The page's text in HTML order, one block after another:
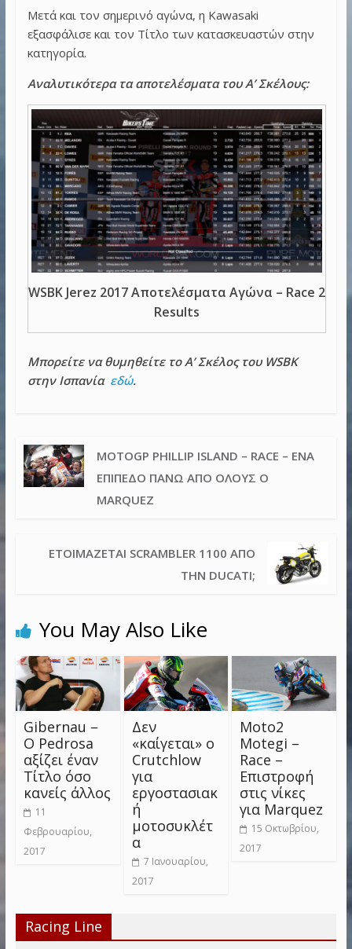
Μετά και τον σημερινό αγώνα, η Kawasaki
εξασφάλισε και τον Τίτλο των κατασκευαστών στην
κατηγορία.
Αναλυτικότερα τα αποτελέσματα του Α’ Σκέλους:
WSBK Jerez 2017 Αποτελέσματα Αγώνα – Race 2
Results
Μπορείτε να θυμηθείτε το Α’ Σκέλος του WSBK
στην Ισπανία εδώ.
MOTOGP PHILLIP ISLAND – RACE – ΈΝΑ
ΕΠΊΠΕΔΟ ΠΆΝΩ ΑΠΌ ΌΛΟΥΣ Ο
MARQUEZ
ΕΤΟΙΜΆΖΕΤΑΙ SCRAMBLER 1100 ΑΠΌ
ΤΗΝ DUCATI;
You May Also Like
Gibernau –
Ο Pedrosa
αξίζει έναν
Τίτλο όσο
κανείς άλλος
11
Φεβρουαρίου,
2017
Δεν
«καίγεται» ο
Crutchlow
για
εργοστασιακ
ή
μοτοσυκλέτ
α
7 Ιανουαρίου,
2017
Moto2
Motegi –
Race –
Επιστροφή
στις νίκες
για Marquez
15 Οκτωβρίου,
2017
Racing Line